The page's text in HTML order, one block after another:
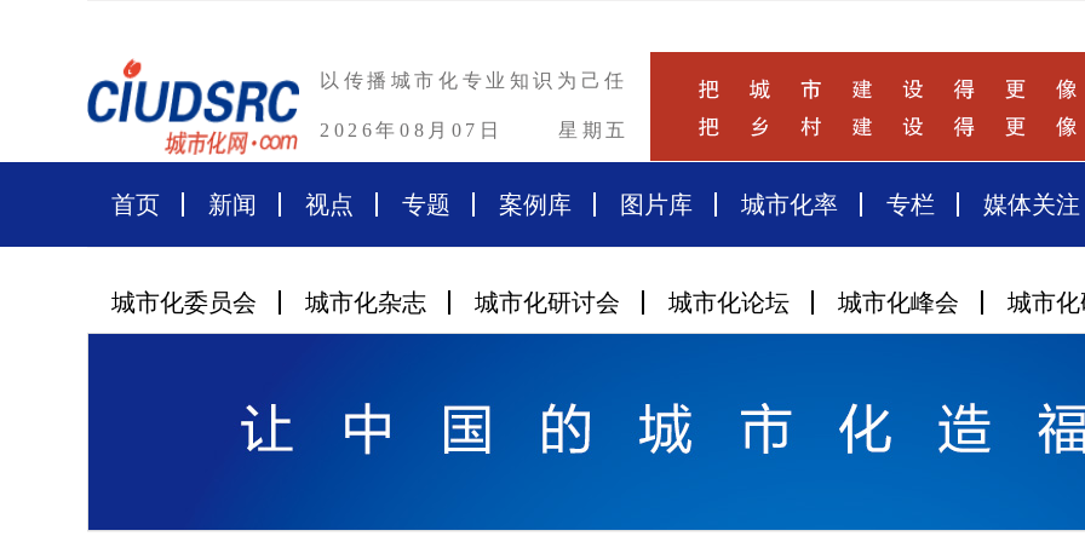
以传播城市化专业知识为己任
2026年08月07日 星期五
首页 新闻 视点 专题 案例库 图片库 城市化率 专栏 媒体关注
城市化委员会 城市化杂志 城市化研讨会 城市化论坛 城市化峰会 城市